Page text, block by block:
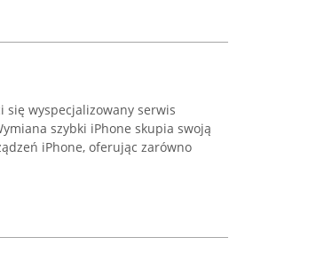
się wyspecjalizowany serwis
szybki iPhone skupia swoją
iPhone, oferując zarówno